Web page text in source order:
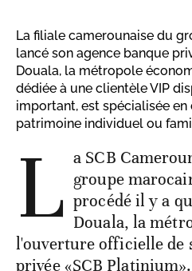
La filiale camerounaise du
lancé son agence banque
Douala, la métropole
dédiée à une clientèle VIP
important, est spécialisée
patrimoine individuel ou
L a SCB
groupe
procédé il y a
Douala, la
l'ouverture officielle de
privée «SCB Platinium».